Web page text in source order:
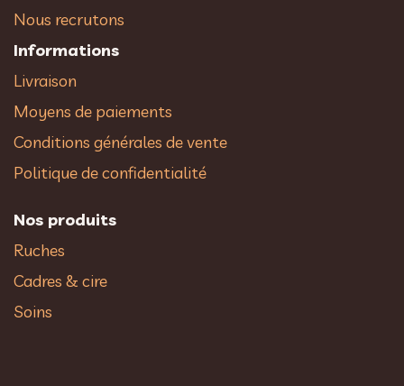
Nous recrutons
Informations
Livraison
Moyens de paiements
Conditions générales de vente
Politique de confidentialité
Nos produits
Ruches
Cadres & cire
Soins